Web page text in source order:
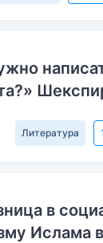
Литература
в
Ислама